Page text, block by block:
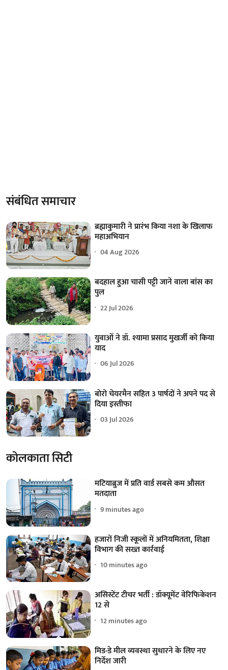
संबंधित समाचार
ब्रह्माकुमारी ने प्रारंभ किया नशा के खिलाफ
महाअभियान
04 Aug 2026
बदहाल हुआ चासी पट्टी जाने वाला बांस का
पुल
22 Jul 2026
युवाओं ने डॉ. श्यामा प्रसाद मुखर्जी को किया
याद
06 Jul 2026
बोरो चेयरमैन सहित 3 पार्षदों ने अपने पद से
दिया इस्तीफा
03 Jul 2026
कोलकाता सिटी
मटियाब्रुज में प्रति वार्ड सबसे कम औसत
मतदाता
9 minutes ago
हजारों निजी स्कूलों में अनियमितता, शिक्षा
विभाग की सख्त कार्रवाई
10 minutes ago
असिस्टेंट टीचर भर्ती : डॉक्यूमेंट वेरिफिकेशन
12 से
12 minutes ago
मिड-डे मील व्यवस्था सुधारने के लिए नए
निर्देश जारी